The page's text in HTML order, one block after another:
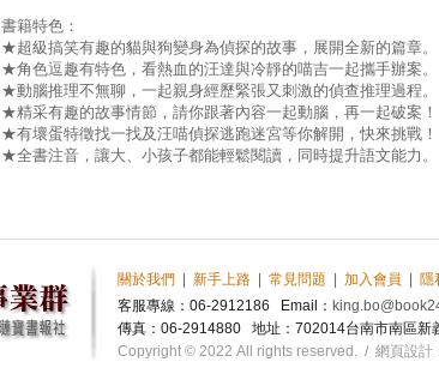
書籍特色：
★超級搞笑有趣的貓與狗變身為偵探的故事，展開全新的篇章。
★角色逗趣有特色，看熱血的汪達與冷靜的喵吉一起攜手辦案。
★動腦推理不無聊，一起親身經歷緊張又刺激的偵查推理過程。
★精采有趣的故事情節，請你跟著內容一起動腦，再一起破案！
★有壞蛋特徵找一找及汪喵偵探逃跑迷宮等你解開，快來挑戰！
★全書注音，讓大、小孩子都能輕鬆閱讀，同時提升語文能力。
關於我們 新手上路 常見問題 加入會員
隱
客服專線：06-2912186
Email：
傳真：06-2914880 地址： 702014台南市南區新
Copyright © 2022 All rights reserved. / 網頁設計